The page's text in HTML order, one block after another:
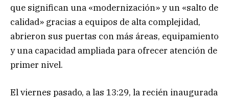
que significan una «modernización» y un «salto de
calidad» gracias a equipos de alta complejidad,
abrieron sus puertas con más áreas, equipamiento
y una capacidad ampliada para ofrecer atención de
primer nivel.
El viernes pasado, a las 13:29, la recién inaugurada